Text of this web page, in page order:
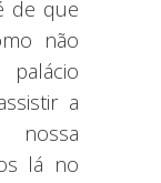
de que
não
a
lá no